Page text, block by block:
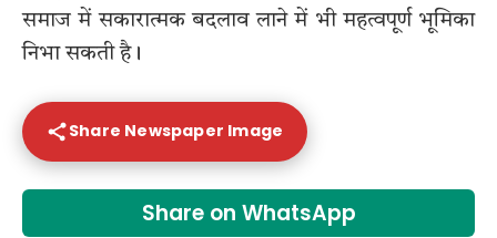
समाज में सकारात्मक बदलाव लाने में भी महत्वपूर्ण भूमिका
निभा सकती है।
Share Newspaper Image
Share on WhatsApp